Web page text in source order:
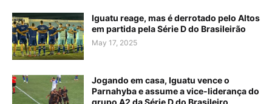
Iguatu reage, mas é derrotado pelo Altos
em partida pela Série D do Brasileirão
May 17, 2025
Jogando em casa, Iguatu vence o
Parnahyba e assume a vice-liderança do
grupo A2 da Série D do Brasileiro